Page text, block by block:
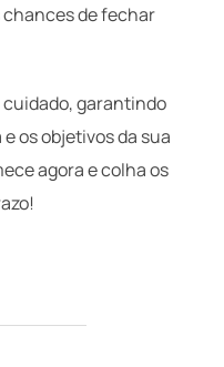
chances de fechar
garantindo
os objetivos da sua
agora e colha os